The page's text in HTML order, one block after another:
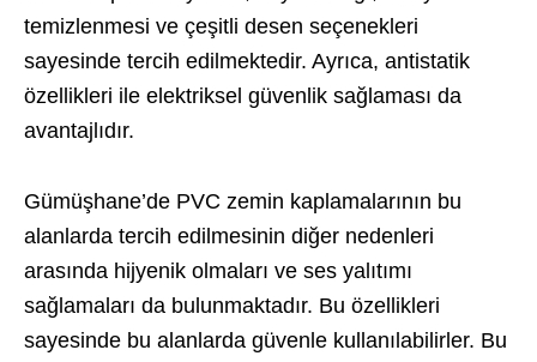
temizlenmesi ve çeşitli desen seçenekleri
sayesinde tercih edilmektedir. Ayrıca, antistatik
özellikleri ile elektriksel güvenlik sağlaması da
avantajlıdır.
Gümüşhane’de PVC zemin kaplamalarının bu
alanlarda tercih edilmesinin diğer nedenleri
arasında hijyenik olmaları ve ses yalıtımı
sağlamaları da bulunmaktadır. Bu özellikleri
sayesinde bu alanlarda güvenle kullanılabilirler. Bu